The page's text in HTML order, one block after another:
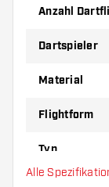
Material
um
Anzahl
Dartspieler
Material
Flightform
Typ
Alle